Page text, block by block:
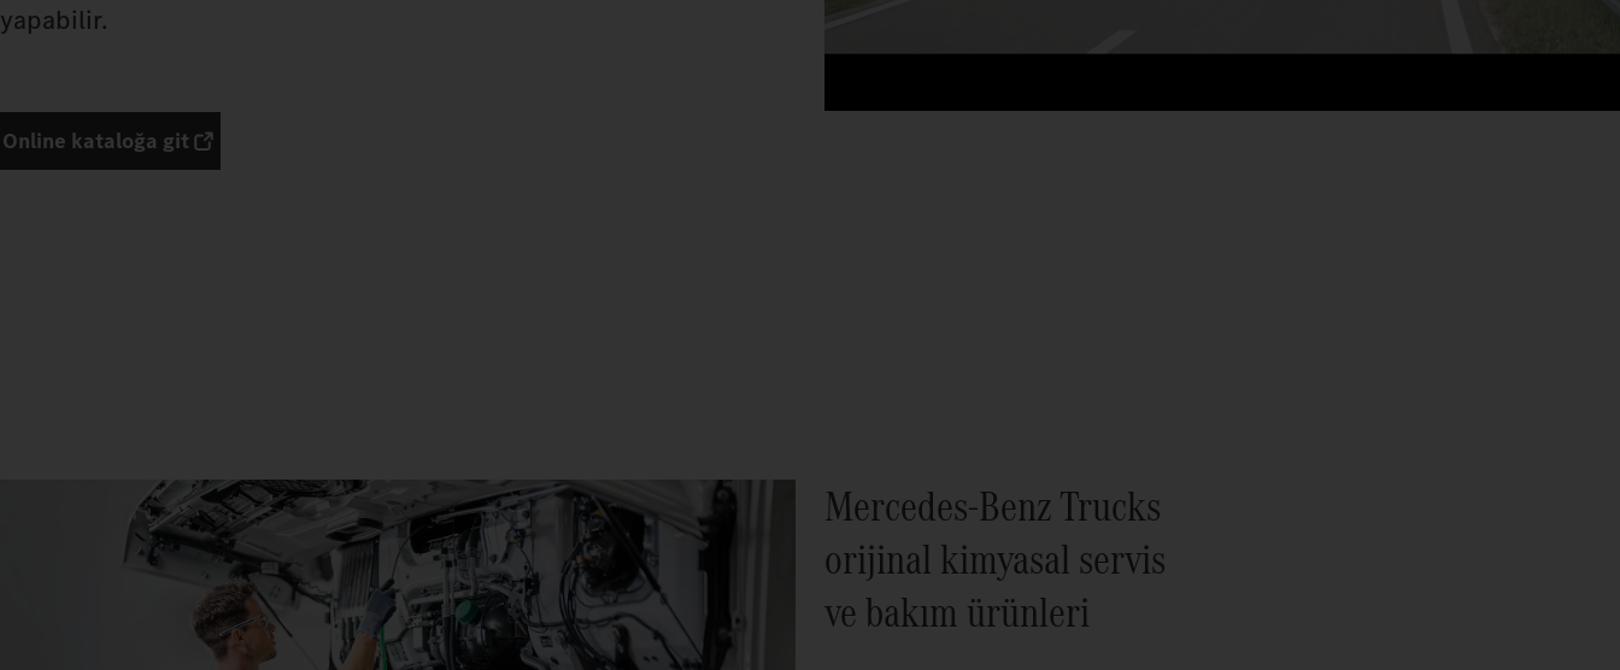
yapabilir.
Online kataloğa git
Mercedes‑Benz Trucks
orijinal kimyasal servis
ve bakım ürünleri